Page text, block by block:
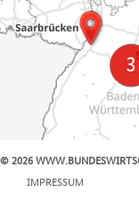
© 2026
IMPRESSUM